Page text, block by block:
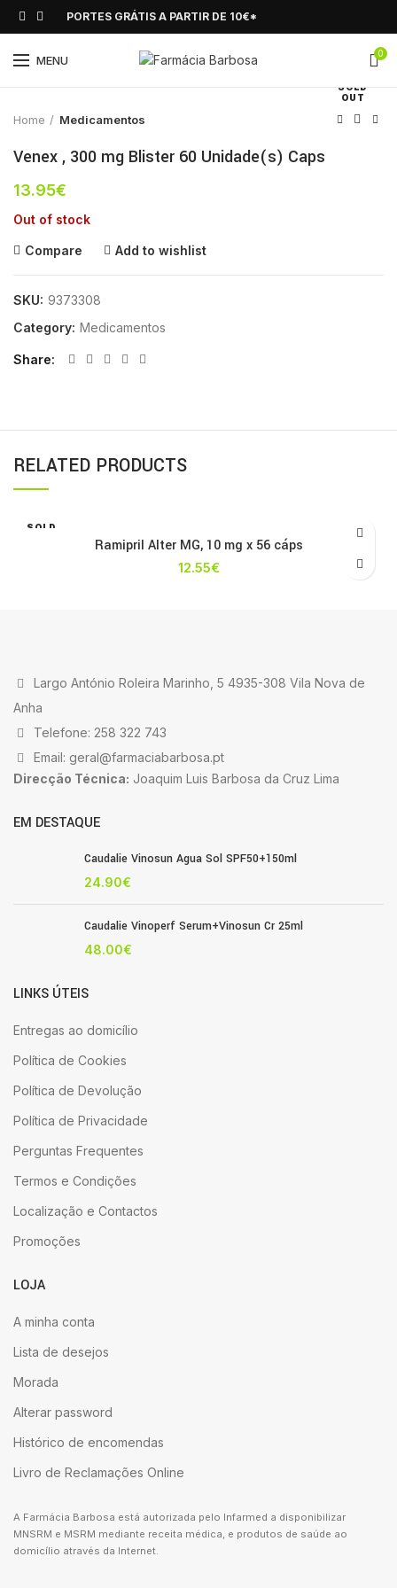
PORTES GRÁTIS A PARTIR DE 10€*
MENU 0
SOLD
OUT
Click to enlarge
Home Medicamentos
Venex , 300 mg Blister 60 Unidade(s) Caps
13.95€
Out of stock
Compare Add to wishlist
SKU: 9373308
Category: Medicamentos
Share
RELATED PRODUCTS
SOLD
Ramipril Alter MG, 10 mg x 56 cáps
12.55€
Largo António Roleira Marinho, 5 4935-308 Vila Nova de
Anha
Telefone: 258 322 743
Email: geral@farmaciabarbosa.pt
Direcção Técnica: Joaquim Luis Barbosa da Cruz Lima
EM DESTAQUE
Caudalie Vinosun Agua Sol SPF50+150ml
24.90€
Caudalie Vinoperf Serum+Vinosun Cr 25ml
48.00€
LINKS ÚTEIS
Entregas ao domicílio
Política de Cookies
Política de Devolução
Política de Privacidade
Perguntas Frequentes
Termos e Condições
Localização e Contactos
Promoções
LOJA
A minha conta
Lista de desejos
Morada
Alterar password
Histórico de encomendas
Livro de Reclamações Online
A Farmácia Barbosa está autorizada pelo Infarmed a disponibilizar
MNSRM e MSRM mediante receita médica, e produtos de saúde ao
domicílio através da Internet.